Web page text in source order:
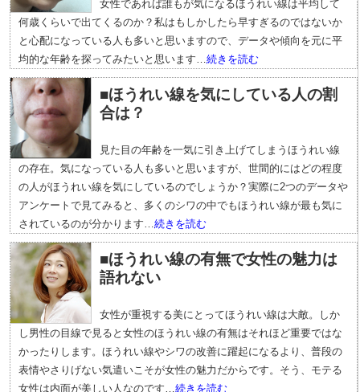
女性であれば誰もが気になるほうれい線は平均して
何歳くらいで出てくるのか？私はもしかしたら早すぎるのではないか
と心配になっている人も多いと思いますので、データや傾向を元に平
均的な年齢を探ってみたいと思います…続きを読む
■ほうれい線を気にしている人の割
合は？
見た目の年齢を一気に引き上げてしまうほうれい線
の存在。気になっている人も多いと思いますが、世間的にはどの程度
の人がほうれい線を気にしているのでしょうか？実際に2つのデータや
アンケートで見てみると、多くのシワの中でもほうれい線が最も気に
されているのが分かります…続きを読む
■ほうれい線の有無で女性の魅力は
語れない
女性が重視する美にとってほうれい線は大敵。しか
し男性の目線で見ると女性のほうれい線の有無はそれほど重要ではな
かったりします。ほうれい線やシワの改善に躍起になるより、普段の
表情やさりげない気遣いこそが女性の魅力だからです。そう、モテる
女性は内面が美しい人なのです…続きを読む